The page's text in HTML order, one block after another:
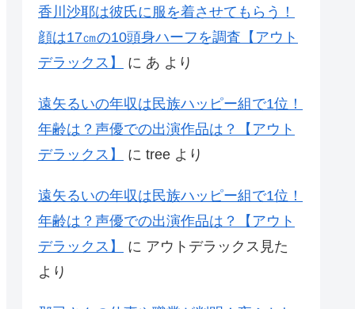
香川沙耶は彼氏に服を着させてもらう！
顔は17㎝の10頭身ハーフを調査【アウト
デラックス】
に あ より
遠矢るいの年収は民族ハッピー組で1位！
年齢は？声優での出演作品は？【アウト
デラックス】
に tree より
遠矢るいの年収は民族ハッピー組で1位！
年齢は？声優での出演作品は？【アウト
デラックス】
に アウトデラックス見た
より